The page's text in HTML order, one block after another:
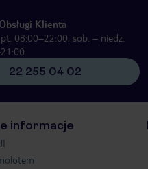
Klienta
08:00–22:00, sob. – niedz.
22 255 04 02
informacje